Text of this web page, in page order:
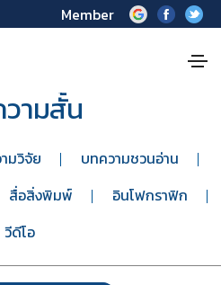
ามสั้น
มวิจัย
บทความชวนอ่าน
สื่อสิ่งพิมพ์
อินโฟกราฟิก
วีดีโอ
Member